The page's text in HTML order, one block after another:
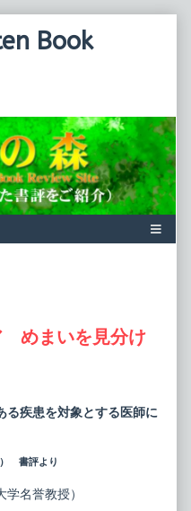
Book
めまいを見分け
る疾患を対象とする医師に
書評より
名誉教授）